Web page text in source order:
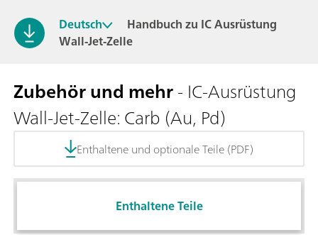
Deutsch
Handbuch zu IC Ausrüstung
Wall-Jet-Zelle
Zubehör und mehr- IC-Ausrüstung
Wall-Jet-Zelle: Carb (Au, Pd)
Enthaltene und optionale Teile (PDF)
Enthaltene Teile